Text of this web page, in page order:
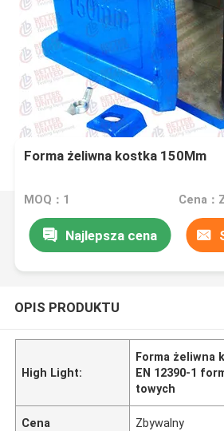
Forma żeliwna kostka 150Mm
MOQ：1 Cena：
Najlepsza cena
OPIS PRODUKTU
High Light:
Forma żeliwna
EN 12390-1
towych
Cena Zbywalny